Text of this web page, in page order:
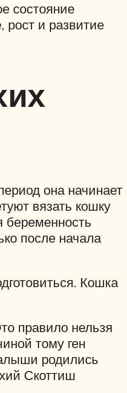
состояние
и развитие
она начинает
вязать кошку
беременность
после начала
Кошка
правило нельзя
тому ген
родились
Скоттиш